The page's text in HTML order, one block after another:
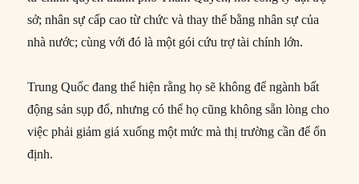
sở; nhân sự cấp cao từ chức và thay thế bằng nhân sự của
nhà nước; cùng với đó là một gói cứu trợ tài chính lớn.
Trung Quốc đang thể hiện rằng họ sẽ không để ngành bất
động sản sụp đổ, nhưng có thể họ cũng không sẵn lòng cho
việc phải giảm giá xuống một mức mà thị trường cần để ổn
định.